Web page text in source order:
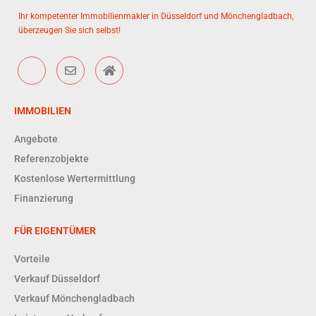
Ihr kompetenter Immobilienmakler in Düsseldorf und Mönchengladbach,
überzeugen Sie sich selbst!
IMMOBILIEN
Angebote
Referenzobjekte
Kostenlose Wertermittlung
Finanzierung
FÜR EIGENTÜMER
Vorteile
Verkauf Düsseldorf
Verkauf Mönchengladbach